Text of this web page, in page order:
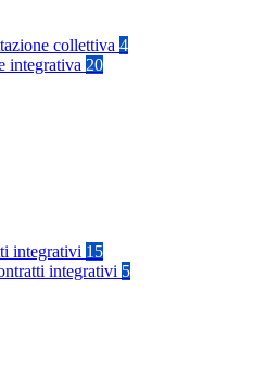
collettiva 4
integrativa 20
integrativi 15
integrativi 5